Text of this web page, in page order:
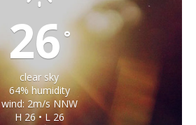
26 °
clear sky
64% humidity
wind: 2m/s NNW
H 26 • L 26